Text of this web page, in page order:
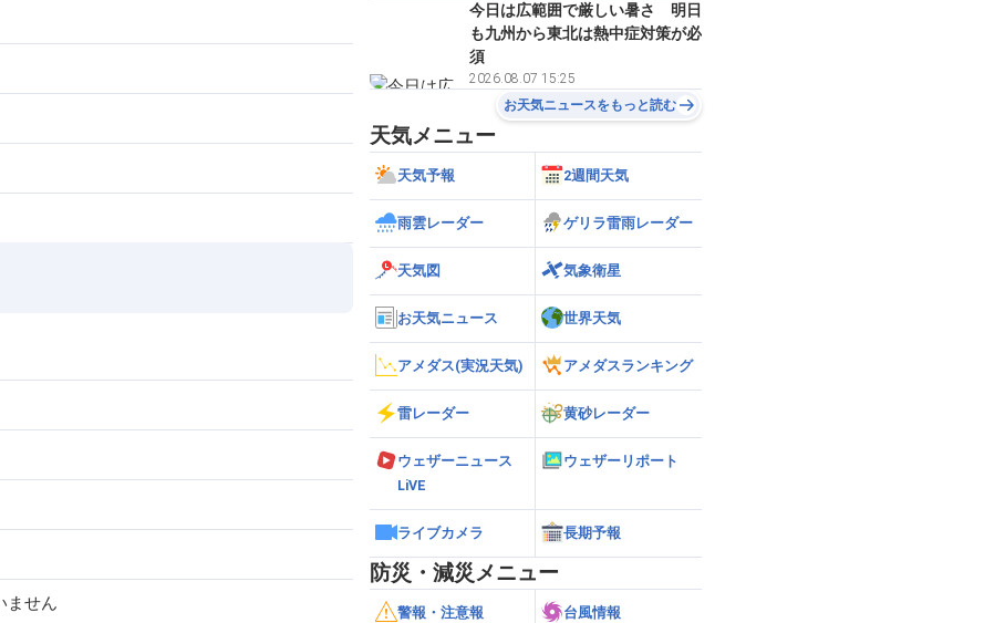
ません
今日は広範囲で厳しい暑さ 明日
も九州から東北は熱中症対策が必
須
2026.08.07 15:25
お天気ニュースをもっと読む
天気メニュー
天気予報 2週間天気
雨雲レーダー ゲリラ雷雨レーダー
天気図 気象衛星
お天気ニュース 世界天気
アメダス(実況天気) アメダスランキング
雷レーダー 黄砂レーダー
ウェザーニュース
LiVE
ウェザーリポート
ライブカメラ 長期予報
防災・減災メニュー
警報・注意報 台風情報